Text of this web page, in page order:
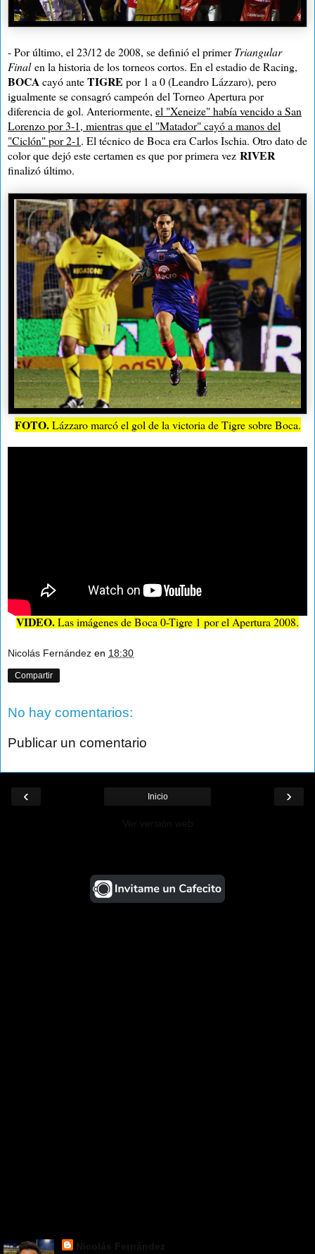
- Por último, el 23/12 de 2008, se definió el primerTriangular
Finalen la historia de los torneos cortos. En el estadio de Racing,
BOCAcayó anteTIGRE por 1 a 0 (Leandro Lázzaro), pero
igualmente se consagró campeón del Torneo Apertura por
diferencia de gol. Anteriormente, el "Xeneize" había vencido a San
Lorenzo por 3-1, mientras que el "Matador" cayó a manos del
"Ciclón" por 2-1. El técnico de Boca era Carlos Ischia. Otro dato de
color que dejó este certamen es que por primera vez RIVER
finalizó último.
FOTO.Lázzaro marcó el gol de la victoria de Tigre sobre Boca.
VIDEO.Las imágenes de Boca 0-Tigre 1 por el Apertura 2008.
Nicolás Fernández en 18:30
Compartir
No hay comentarios:
Publicar un comentario
‹ ›
Inicio